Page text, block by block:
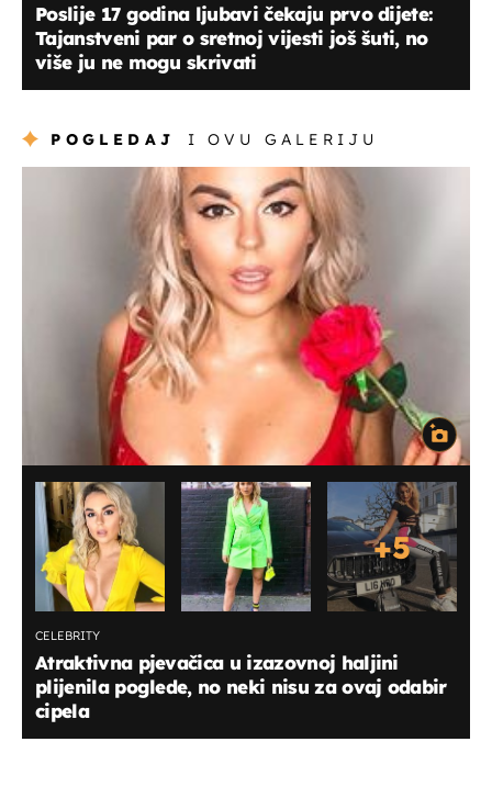
Poslije 17 godina ljubavi čekaju prvo dijete:
Tajanstveni par o sretnoj vijesti još šuti, no
više ju ne mogu skrivati
POGLEDAJ I OVU GALERIJU
+5
CELEBRITY
Atraktivna pjevačica u izazovnoj haljini
plijenila poglede, no neki nisu za ovaj odabir
cipela